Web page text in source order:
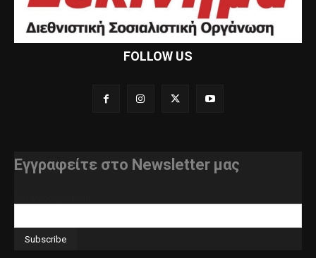
FOLLOW US
Εγγραφείτε στο Newsletter μας